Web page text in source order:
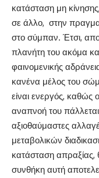
κατάσταση μη
σε άλλο, στην
στο σύμπαν. Έτσι,
πλανήτη του ακόμα
φαινομενικής
κανένα μέλος του
είναι ενεργός, καθώς
αναπνοή του
αξιοθαύμαστες
μεταβολικών
κατάσταση
συνθήκη αυτή